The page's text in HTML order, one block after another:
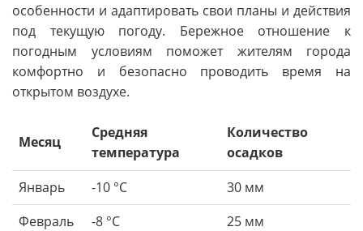
особенности и адаптировать свои планы и действия
под текущую погоду. Бережное отношение к
погодным условиям поможет жителям города
комфортно и безопасно проводить время на
открытом воздухе.
Месяц
Средняя
температура
Количество
осадков
Январь
-10 °C
30 мм
Февраль
-8 °C
25 мм